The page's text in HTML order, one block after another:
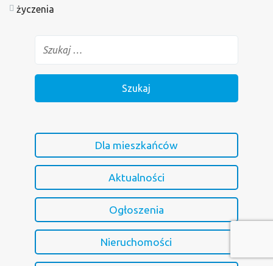
życzenia
Dla mieszkańców
Aktualności
Ogłoszenia
Nieruchomości